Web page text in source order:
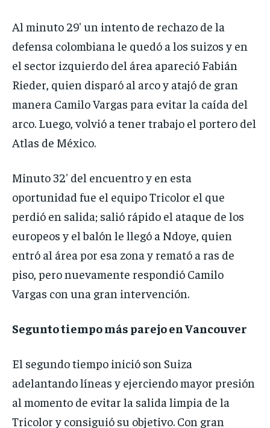
Al minuto 29′ un intento de rechazo de la
defensa colombiana le quedó a los suizos y en
el sector izquierdo del área apareció Fabián
Rieder, quien disparó al arco y atajó de gran
manera Camilo Vargas para evitar la caída del
arco. Luego, volvió a tener trabajo el portero del
Atlas de México.
Minuto 32′ del encuentro y en esta
oportunidad fue el equipo Tricolor el que
perdió en salida; salió rápido el ataque de los
europeos y el balón le llegó a Ndoye, quien
entró al área por esa zona y remató a ras de
piso, pero nuevamente respondió Camilo
Vargas con una gran intervención.
Segunto tiempo más parejo en Vancouver
El segundo tiempo inició son Suiza
adelantando líneas y ejerciendo mayor presión
al momento de evitar la salida limpia de la
Tricolor y consiguió su objetivo. Con gran